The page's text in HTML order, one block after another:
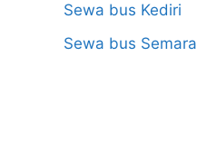
Sewa bus Kediri
Sewa bus